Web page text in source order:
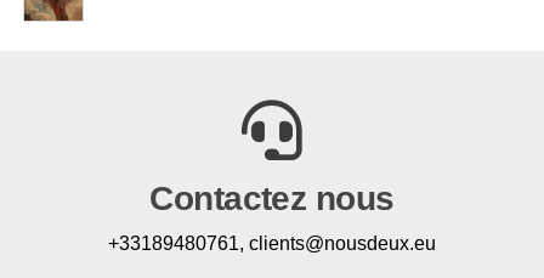
Contactez nous
+33189480761, clients@nousdeux.eu